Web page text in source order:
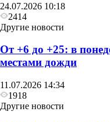
неделя жары
24.07.2026 10:18
2414
Другие новости
От +6 до +25: в
местами дожди
11.07.2026 14:34
1918
Другие новости